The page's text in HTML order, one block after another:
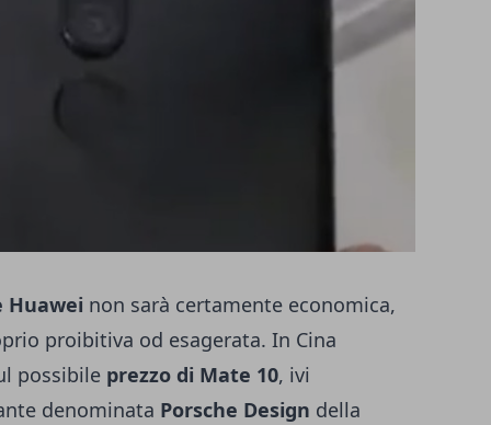
Huawei non sarà certamente economica,
proibitiva od esagerata. In Cina
possibile prezzo di Mate 10, ivi
denominata Porsche Design della